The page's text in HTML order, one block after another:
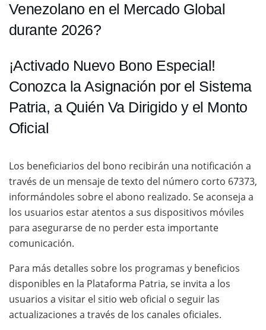
Venezolano en el Mercado Global
durante 2026?
¡Activado Nuevo Bono Especial!
Conozca la Asignación por el Sistema
Patria, a Quién Va Dirigido y el Monto
Oficial
Los beneficiarios del bono recibirán una notificación a
través de un mensaje de texto del número corto 67373,
informándoles sobre el abono realizado. Se aconseja a
los usuarios estar atentos a sus dispositivos móviles
para asegurarse de no perder esta importante
comunicación.
Para más detalles sobre los programas y beneficios
disponibles en la Plataforma Patria, se invita a los
usuarios a visitar el sitio web oficial o seguir las
actualizaciones a través de los canales oficiales.